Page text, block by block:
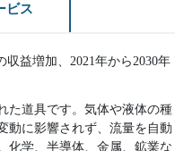
ビス
益増加、2021年から2030年
た道具です。気体や液体の種
動に影響されず、流量を自動
化学、半導体、金属、鉱業な